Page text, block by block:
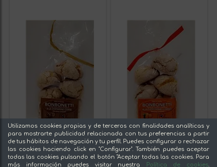
Utilizamos cookies propias y de terceros con finalidades analíticas y
para mostrarte publicidad relacionada con tus preferencias a partir
de tus hábitos de navegación y tu perfil. Puedes configurar o rechazar
las cookies haciendo click en "Configurar". También puedes aceptar
todas las cookies pulsando el botón "Aceptar todas las cookies. Para
más información puedes visitar nuestra
Política de cookies.